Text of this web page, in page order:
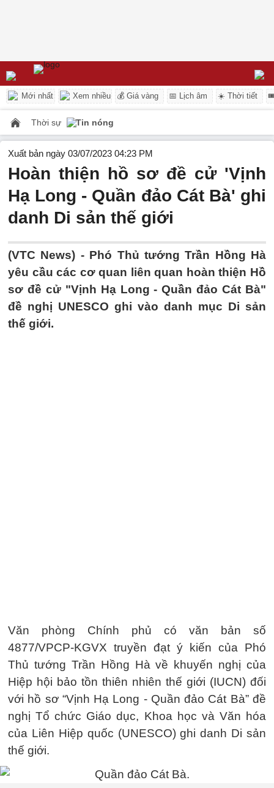
Mới nhất Xem nhiều 💰 Giá vàng 📅 Lịch âm ☀️ Thời tiết
Thời sự Tin nóng
Xuất bản ngày 03/07/2023 04:23 PM
Hoàn thiện hồ sơ đề cử 'Vịnh
Hạ Long - Quần đảo Cát Bà' ghi
danh Di sản thế giới
(VTC News) - Phó Thủ tướng Trần Hồng Hà
yêu cầu các cơ quan liên quan hoàn thiện Hồ
sơ đề cử "Vịnh Hạ Long - Quần đảo Cát Bà"
đề nghị UNESCO ghi vào danh mục Di sản
thế giới.
Văn phòng Chính phủ có văn bản số
4877/VPCP-KGVX truyền đạt ý kiến của Phó
Thủ tướng Trần Hồng Hà về khuyến nghị của
Hiệp hội bảo tồn thiên nhiên thế giới (IUCN) đối
với hồ sơ “Vịnh Hạ Long - Quần đảo Cát Bà” đề
nghị Tổ chức Giáo dục, Khoa học và Văn hóa
của Liên Hiệp quốc (UNESCO) ghi danh Di sản
thế giới.